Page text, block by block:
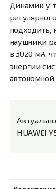
Динамик у
подходить,
наушники
в 3020 мА,
энергии
автономной
HUAWEI